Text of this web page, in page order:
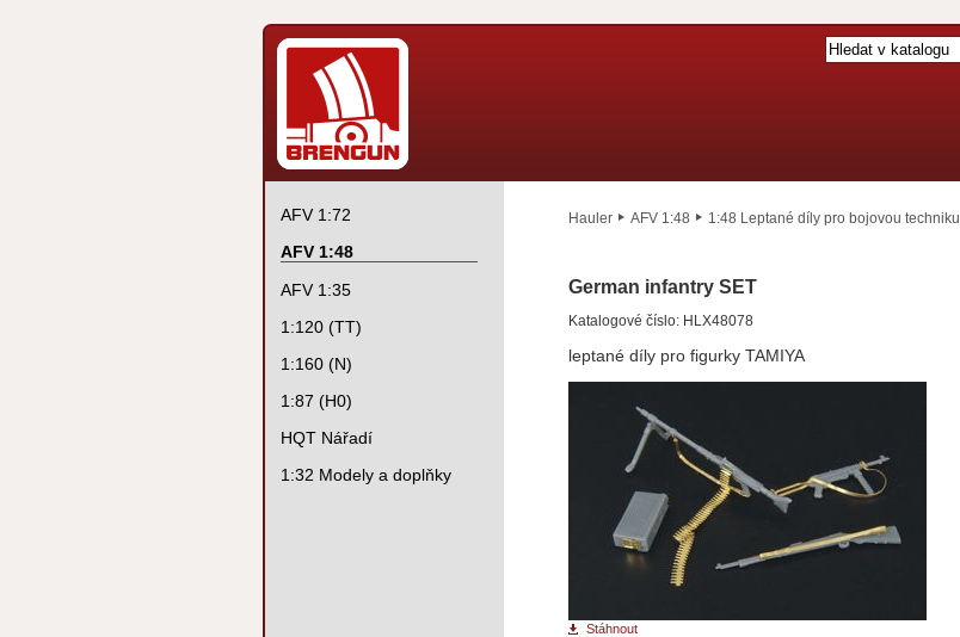
Hauler AFV 1:48 1:48 Leptané díly pro bojovou techniku
German infantry SET
Katalogové číslo: HLX48078
leptané díly pro figurky TAMIYA
Stáhnout
AFV 1:72
AFV 1:48
AFV 1:35
1:120 (TT)
1:160 (N)
1:87 (H0)
HQT Nářadí
1:32 Modely a doplňky